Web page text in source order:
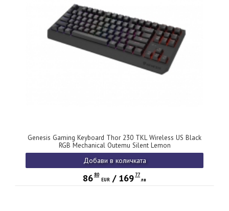
Genesis Gaming Keyboard Thor 230 TKL Wireless US Black
RGB Mechanical Outemu Silent Lemon
Добави в количката
8680
EUR / 169 77
лв